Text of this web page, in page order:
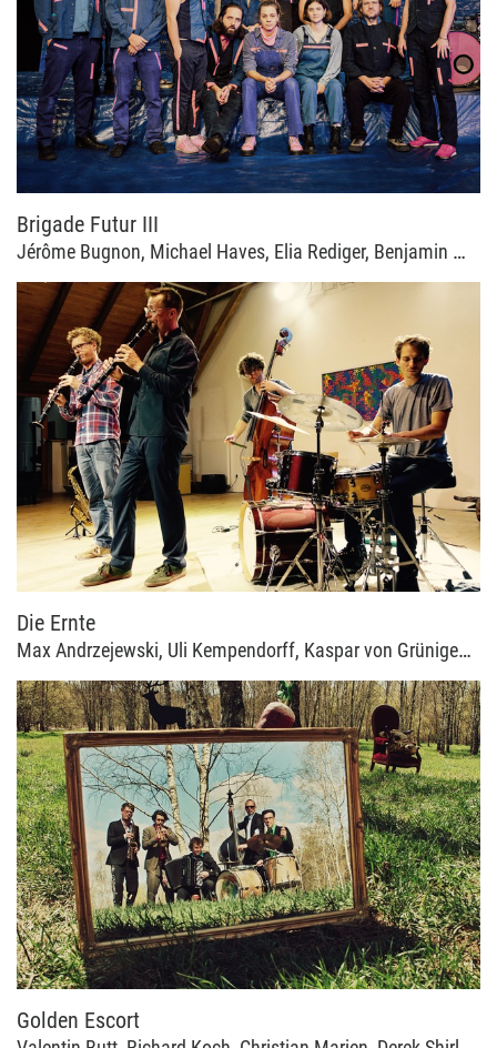
Brigade Futur III
Jérôme Bugnon, Michael Haves, Elia Rediger, Benjamin Weidekamp
Die Ernte
Max Andrzejewski, Uli Kempendorff, Kaspar von Grünigen, Benjamin Weidekamp
Golden Escort